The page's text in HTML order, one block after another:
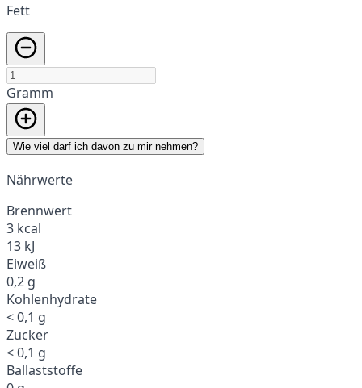
Fett
Gramm
Wie viel darf ich davon zu mir nehmen?
Nährwerte
Brennwert
3 kcal
13 kJ
Eiweiß
0,2 g
Kohlenhydrate
< 0,1 g
Zucker
< 0,1 g
Ballaststoffe